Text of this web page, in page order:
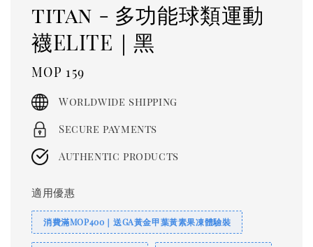
titan - 多功能球類運動
襪ELITE｜黑
Regular
price
MOP 159
Worldwide shipping
Secure payments
Authentic products
適用優惠
消費滿MOP400｜送GA黃金甲葉黃素果凍體驗裝